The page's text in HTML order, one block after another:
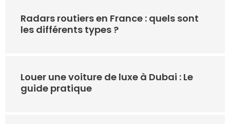
Radars routiers en France : quels sont
les différents types ?
Louer une voiture de luxe à Dubai : Le
guide pratique